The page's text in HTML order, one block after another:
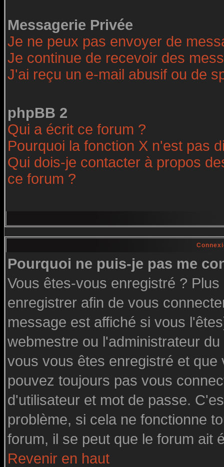
Messagerie Privée
Je ne peux pas envoyer de
Je continue de recevoir des
J'ai reçu un e-mail abusif ou de
phpBB 2
Qui a écrit ce forum ?
Pourquoi la fonction X n'est pas
Qui dois-je contacter à propos
ce forum ?
Pourquoi ne puis-je pas me
Vous êtes-vous enregistré ?
enregistrer afin de vous
message est affiché si vous
webmestre ou l'administrateur
vous vous êtes enregistré et
pouvez toujours pas vous
d'utilisateur et mot de passe.
problème, si cela ne fonctionne
forum, il se peut que le forum ait
Revenir en haut